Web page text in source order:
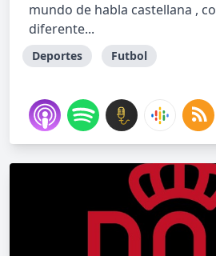
mundo de habla castellana ,
diferente...
Deportes Futbol